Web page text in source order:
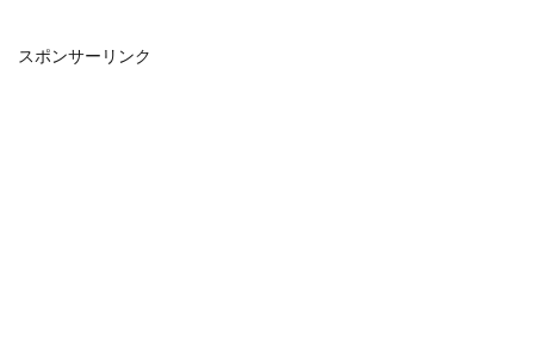
スポンサーリンク